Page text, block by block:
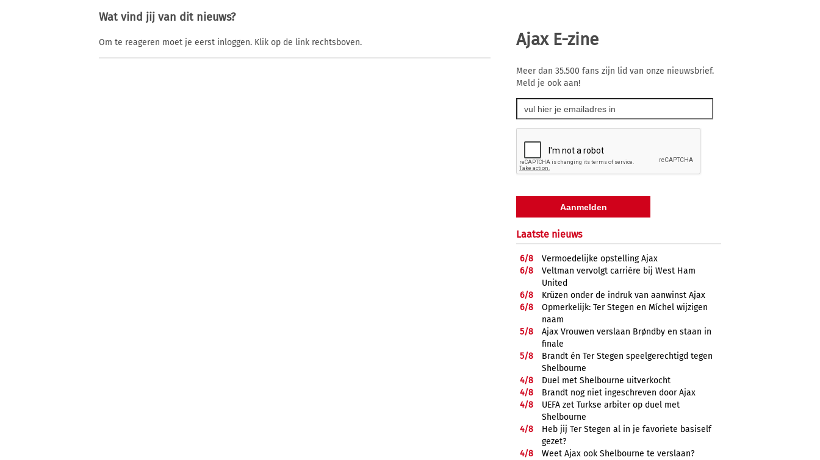
Wat vind jij van dit nieuws?
Om te reageren moet je eerst inloggen. Klik op de link rechtsboven. Ajax E-zine
Meer dan 35.500 fans zijn lid van onze nieuwsbrief.
Meld je ook aan!
Laatste nieuws
6/8
Vermoedelijke opstelling Ajax
6/8
Veltman vervolgt carrière bij West Ham
United
6/8
Krüzen onder de indruk van aanwinst Ajax
6/8
Opmerkelijk: Ter Stegen en Míchel wijzigen
naam
5/8
Ajax Vrouwen verslaan Brøndby en staan in
finale
5/8
Brandt én Ter Stegen speelgerechtigd tegen
Shelbourne
4/8
Duel met Shelbourne uitverkocht
4/8
Brandt nog niet ingeschreven door Ajax
4/8
UEFA zet Turkse arbiter op duel met
Shelbourne
4/8
Heb jij Ter Stegen al in je favoriete basiself
gezet?
4/8
Weet Ajax ook Shelbourne te verslaan?